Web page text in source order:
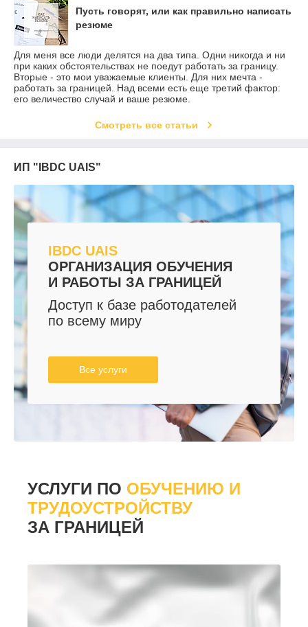
Пусть говорят, или как правильно написать
резюме
Для меня все люди делятся на два типа. Одни никогда и ни
при каких обстоятельствах не поедут работать за границу.
Вторые - это мои уважаемые клиенты. Для них мечта -
работать за границей. Над всеми есть еще третий фактор:
его величество случай и ваше резюме.
Смотреть все статьи
ИП "IBDC UAIS"
IBDC UAIS
ОРГАНИЗАЦИЯ ОБУЧЕНИЯ
И РАБОТЫ ЗА ГРАНИЦЕЙ
Доступ к базе работодателей
по всему миру
Все услуги
УСЛУГИ ПО ОБУЧЕНИЮ И
ТРУДОУСТРОЙСТВУ
ЗА ГРАНИЦЕЙ